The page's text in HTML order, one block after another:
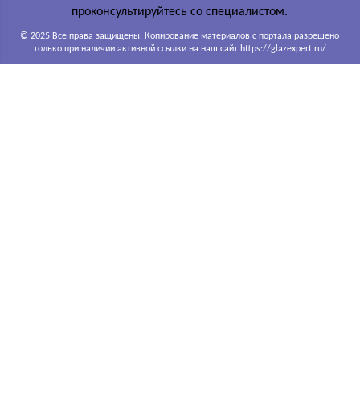
проконсультируйтесь со специалистом.
© 2025 Все права защищены. Копирование материалов с портала разрешено
только при наличии активной ссылки на наш сайт https://glazexpert.ru/